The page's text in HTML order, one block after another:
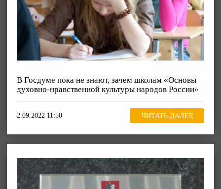
В Госдуме пока не знают, зачем школам «Основы
духовно-нравственной культуры народов России»
2.09.2022 11:50 ЧИТАТЬ ДАЛЕЕ